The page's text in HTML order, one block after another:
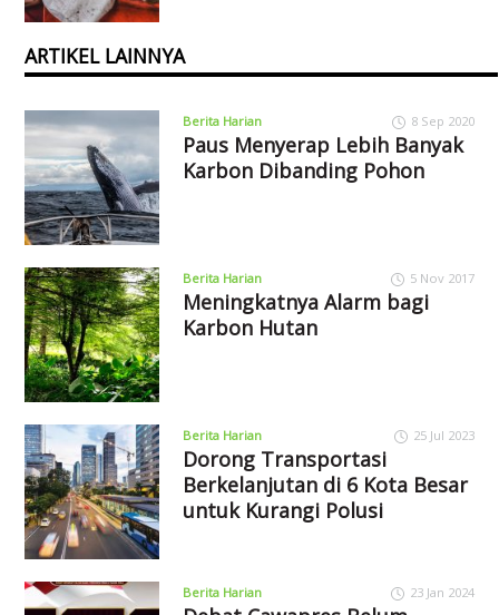
ARTIKEL LAINNYA
Berita Harian 8 Sep 2020
Paus Menyerap Lebih Banyak
Karbon Dibanding Pohon
Berita Harian 5 Nov 2017
Meningkatnya Alarm bagi
Karbon Hutan
Berita Harian 25 Jul 2023
Dorong Transportasi
Berkelanjutan di 6 Kota Besar
untuk Kurangi Polusi
Berita Harian 23 Jan 2024